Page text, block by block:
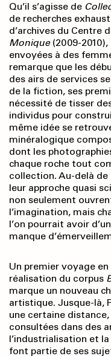
Qu’il s’agisse de
de recherches
d’archives du Centre
Monique (2009-
envoyées à des
remarque que les
des airs de services
de la fiction, ses
nécessité de tisser
individus pour
même idée se
minéralogique
dont les
chaque roche tout
collection. Au-delà
leur approche quasi
non seulement
l’imagination, mais
l’on pourrait avoir
manque
Un premier voyage
réalisation du corpus
marque un nouveau
artistique. Jusque-là,
une certaine distance,
consultées dans des
l’industrialisation et
font partie de ses